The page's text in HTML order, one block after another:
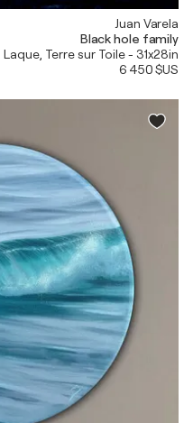
Juan Varela
Black hole family
Laque, Terre sur Toile - 31x28in
6 450 $US